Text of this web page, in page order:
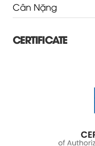
Cân Nặng
CERTIFICATE